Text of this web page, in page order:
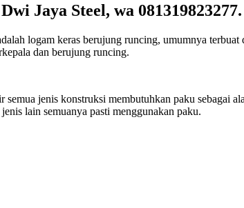
Jaya Steel, wa 081319823277.
logam keras berujung runcing, umumnya
dan berujung runcing.
jenis konstruksi membutuhkan paku sebagai
lain semuanya pasti menggunakan paku.